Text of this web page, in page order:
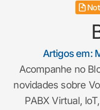
Artigos em:
Acompanhe no
novidades sobre
PABX Virtual,